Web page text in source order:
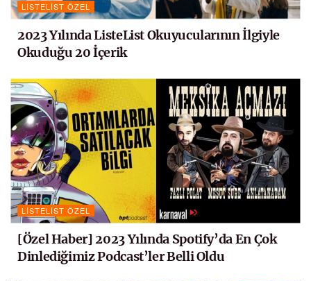
LISTELIST ÖZEL
2023 Yılında ListeList Okuyucularının İlgiyle
Okuduğu 20 İçerik
LISTELIST ÖZEL
[Özel Haber] 2023 Yılında Spotify’da En Çok
Dinlediğimiz Podcast’ler Belli Oldu